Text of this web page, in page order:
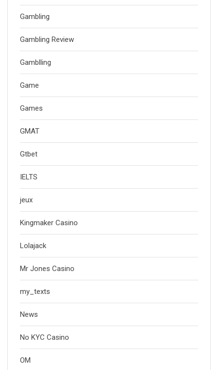
Gambling
Gambling Review
Gamblling
Game
Games
GMAT
Gtbet
IELTS
jeux
Kingmaker Casino
Lolajack
Mr Jones Casino
my_texts
News
No KYC Casino
OM